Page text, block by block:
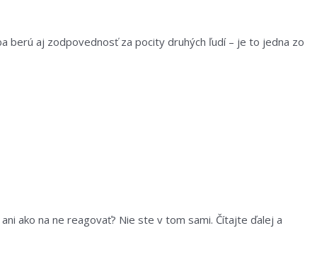
berú aj zodpovednosť za pocity druhých ľudí – je to jedna zo
ako na ne reagovať? Nie ste v tom sami. Čítajte ďalej a